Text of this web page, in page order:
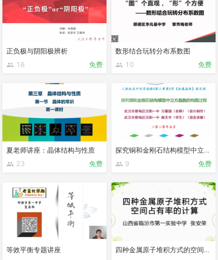
正负极与阴阳极辨析
16
免费
数形结合玩转分布系数图
10
免费
夏老师讲座：晶体结构与性质
23
免费
探究铜和金刚石结构模型中立方晶胞的构图过程
9
免费
等效平衡专题讲座
四种金属原子堆积方式的空间利用率计算